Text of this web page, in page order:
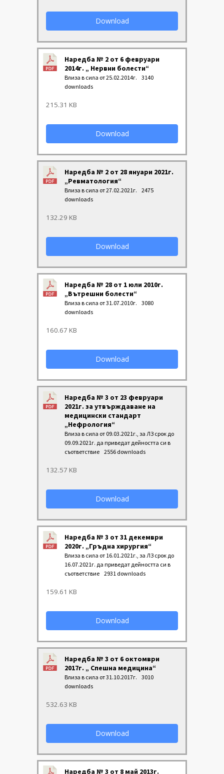
Download
Наредба № 2 от 6 февруари
2014г. „ Нервни болести“
Влиза в сила от 25.02.2014г.
3140
downloads
215.31 KB
Download
Наредба № 2 от 28 януари 2021г.
„Ревматология“
Влиза в сила от 27.02.2021г.
2475
downloads
132.29 KB
Download
Наредба № 28 от 1 юли 2010г.
„Вътрешни болести“
Влиза в сила от 31.07.2010г.
3080
downloads
160.67 KB
Download
Наредба № 3 от 23 февруари
2021г. за утвърждаване на
медицински стандарт
„Нефрология“
Влиза в сила от 09.03.2021г., за ЛЗ срок до
09.09.2021г. да приведат дейността си в
съответствие 2556 downloads
132.57 KB
Download
Наредба № 3 от 31 декември
2020г. „Гръдна хирургия“
Влиза в сила от 16.01.2021г., за ЛЗ срок до
16.07.2021г. да приведат дейността си в
съответствие 2931 downloads
159.61 KB
Download
Наредба № 3 от 6 октомври
2017г. „ Спешна медицина“
Влиза в сила от 31.10.2017г.
3010
downloads
532.63 KB
Download
Наредба № 3 от 8 май 2013г.